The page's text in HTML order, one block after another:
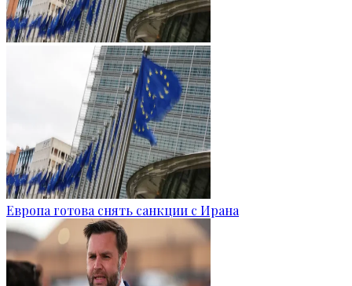
Европа готова снять санкции с Ирана